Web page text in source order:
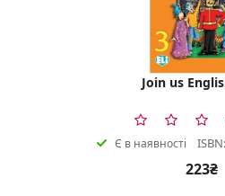
Join us
Є в наявності
223₴